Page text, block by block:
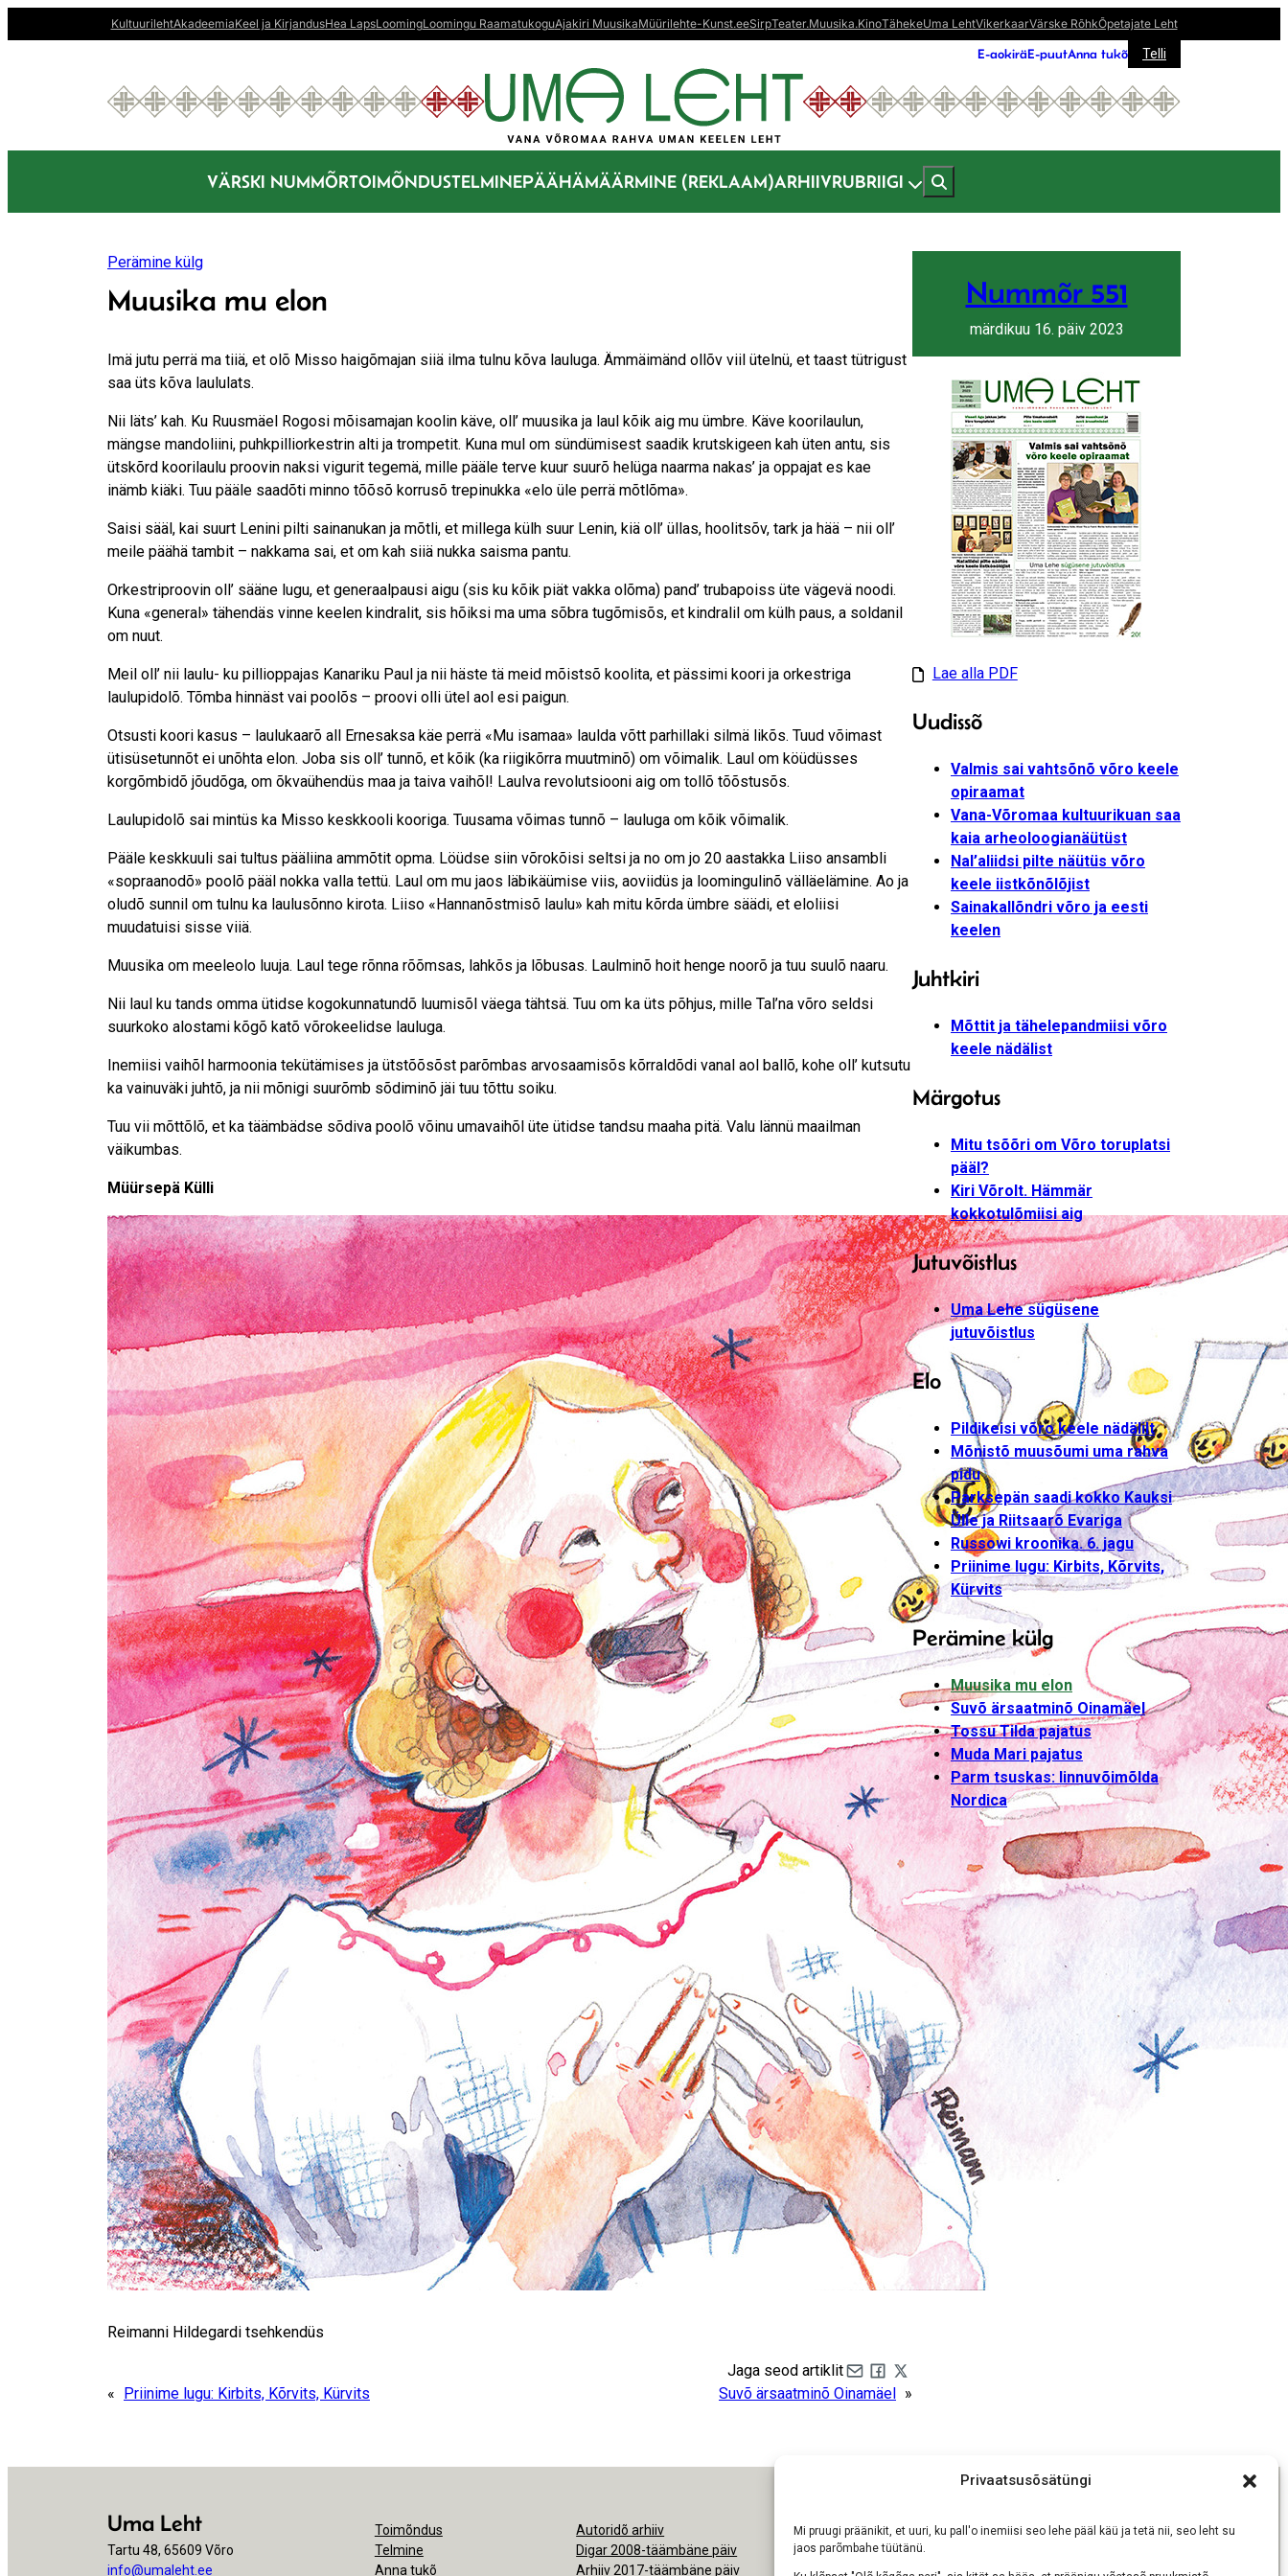
Privaatsusõsätüngi
Mi pruugi präänikit, et uuri, ku pall'o inemiisi seo lehe pääl käü ja tetä nii, seo leht su
jaos parõmbahe tüütänü.
sisu
KultuurilehtAkadeemiaKeel ja KirjandusHea LapsLoomingLoomingu RaamatukoguAjakiri MuusikaMüürilehte-Kunst.eeSirpTeater.Muusika.KinoTähekeUma LehtVikerkaarVärske RõhkÕpetajate Leht
E-aokiräE-puutAnna tukõ Telli
VÄRSKI NUMMÕRTOIMÕNDUSTELMINEPÄÄHÄMÄÄRMINE (REKLAAM)ARHIIVRUBRIIGI
Perämine külg
Muusika mu elon
Imä jutu perrä ma tiiä, et olõ Misso haigõmajan siiä ilma tulnu kõva lauluga. Ämmäimänd ollõv viil ütelnü, et taast tütrigust
saa üts kõva laululats.
Nii läts’ kah. Ku Ruusmäel Rogosi mõisamajan koolin käve, oll’ muusika ja laul kõik aig mu ümbre. Käve koorilaulun,
mängse mandoliini, puhkpilliorkestrin alti ja trompetit. Kuna mul om sündümisest saadik krutskigeen kah üten antu, sis
ütskõrd koorilaulu proovin naksi vigurit tegemä, mille pääle terve kuur suurõ helüga naarma nakas’ ja oppajat es kae
inämb kiäki. Tuu pääle saadõti minno tõõsõ korrusõ trepinukka «elo üle perrä mõtlõma».
Saisi sääl, kai suurt Lenini pilti sainanukan ja mõtli, et millega külh suur Lenin, kiä oll’ üllas, hoolitsõv, tark ja hää – nii oll’
meile päähä tambit – nakkama sai, et om kah siiä nukka saisma pantu.
Orkestriproovin oll’ sääne lugu, et generaalpausi aigu (sis ku kõik piät vakka olõma) pand’ trubapoiss üte vägevä noodi.
Kuna «general» tähendäs vinne keelen kindralit, sis hõiksi ma uma sõbra tugõmisõs, et kindralil om külh paus, a soldanil
om nuut.
Meil oll’ nii laulu- ku pillioppajas Kanariku Paul ja nii häste tä meid mõistsõ koolita, et pässimi koori ja orkestriga
laulupidolõ. Tõmba hinnäst vai poolõs – proovi olli ütel aol esi paigun.
Otsusti koori kasus – laulukaarõ all Ernesaksa käe perrä «Mu isamaa» laulda võtt parhillaki silmä likõs. Tuud võimast
ütisüsetunnõt ei unõhta elon. Joba sis oll’ tunnõ, et kõik (ka riigikõrra muutminõ) om võimalik. Laul om köüdüsses
korgõmbidõ jõudõga, om õkvaühendüs maa ja taiva vaihõl! Laulva revolutsiooni aig om tollõ tõõstusõs.
Laulupidolõ sai mintüs ka Misso keskkooli kooriga. Tuusama võimas tunnõ – lauluga om kõik võimalik.
Pääle keskkuuli sai tultus pääliina ammõtit opma. Löüdse siin võrokõisi seltsi ja no om jo 20 aastakka Liiso ansambli
«sopraanodõ» poolõ pääl nokka valla tettü. Laul om mu jaos läbikäümise viis, aoviidüs ja loomingulinõ välläelämine. Ao ja
oludõ sunnil om tulnu ka laulusõnno kirota. Liiso «Hannanõstmisõ laulu» kah mitu kõrda ümbre säädi, et eloliisi
muudatuisi sisse viiä.
Muusika om meeleolo luuja. Laul tege rõnna rõõmsas, lahkõs ja lõbusas. Laulminõ hoit henge noorõ ja tuu suulõ naaru.
Nii laul ku tands omma ütidse kogokunnatundõ luumisõl väega tähtsä. Tuu om ka üts põhjus, mille Tal’na võro seldsi
suurkoko alostami kõgõ katõ võrokeelidse lauluga.
Inemiisi vaihõl harmoonia tekütämises ja ütstõõsõst parõmbas arvosaamisõs kõrraldõdi vanal aol ballõ, kohe oll’ kutsutu
ka vainuväki juhtõ, ja nii mõnigi suurõmb sõdiminõ jäi tuu tõttu soiku.
Tuu vii mõttõlõ, et ka täämbädse sõdiva poolõ võinu umavaihõl üte ütidse tandsu maaha pitä. Valu lännü maailman
väikumbas.
Müürsepä Külli
Reimanni Hildegardi tsehkendüs
Jaga seod artiklit
Share by e-mail
Share on Facebook
Share on X
« Priinime lugu: Kirbits, Kõrvits, Kürvits Suvõ ärsaatminõ Oinamäel »
Nummõr 551
märdikuu 16. päiv 2023
Lae alla PDF
Uudissõ
Valmis sai vahtsõnõ võro keele
opiraamat
Vana-Võromaa kultuurikuan saa
kaia arheoloogianäütüst
Nal’aliidsi pilte näütüs võro
keele iistkõnõlõjist
Sainakallõndri võro ja eesti
keelen
Juhtkiri
Mõttit ja tähelepandmiisi võro
keele nädälist
Märgotus
Mitu tsõõri om Võro toruplatsi
pääl?
Kiri Võrolt. Hämmär
kokkotulõmiisi aig
Jutuvõistlus
Uma Lehe sügüsene
jutuvõistlus
Elo
Pildikeisi võro keele nädälilt
Mõnistõ muusõumi uma rahva
pidu
Parksepän saadi kokko Kauksi
Ülle ja Riitsaarõ Evariga
Russowi kroonika. 6. jagu
Priinime lugu: Kirbits, Kõrvits,
Kürvits
Perämine külg
Muusika mu elon
Suvõ ärsaatminõ Oinamäel
Tossu Tilda pajatus
Muda Mari pajatus
Parm tsuskas: linnuvõimõlda
Nordica
Uma Leht
Tartu 48, 65609 Võro
info@umaleht.ee
Toimõndus
Telmine
Anna tukõ
Autoridõ arhiiv
Digar 2008-täämbäne päiv
Arhiiv 2017-täämbäne päiv
Ligipäsemine
Nõudmisõ pruukmisõs